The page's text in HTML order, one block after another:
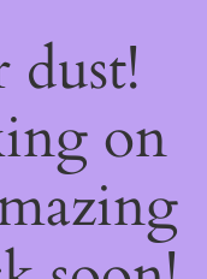
dust!
on